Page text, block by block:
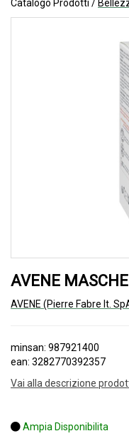
Catalogo Prodotti /
AVENE
AVENE (Pierre Fabre It.
minsan: 987921400
ean: 3282770392357
Vai alla descrizione
Ampia Disponibilita